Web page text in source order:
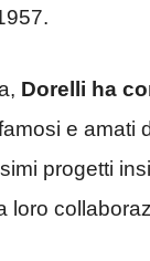
Dorelli ha
e amati
progetti
loro